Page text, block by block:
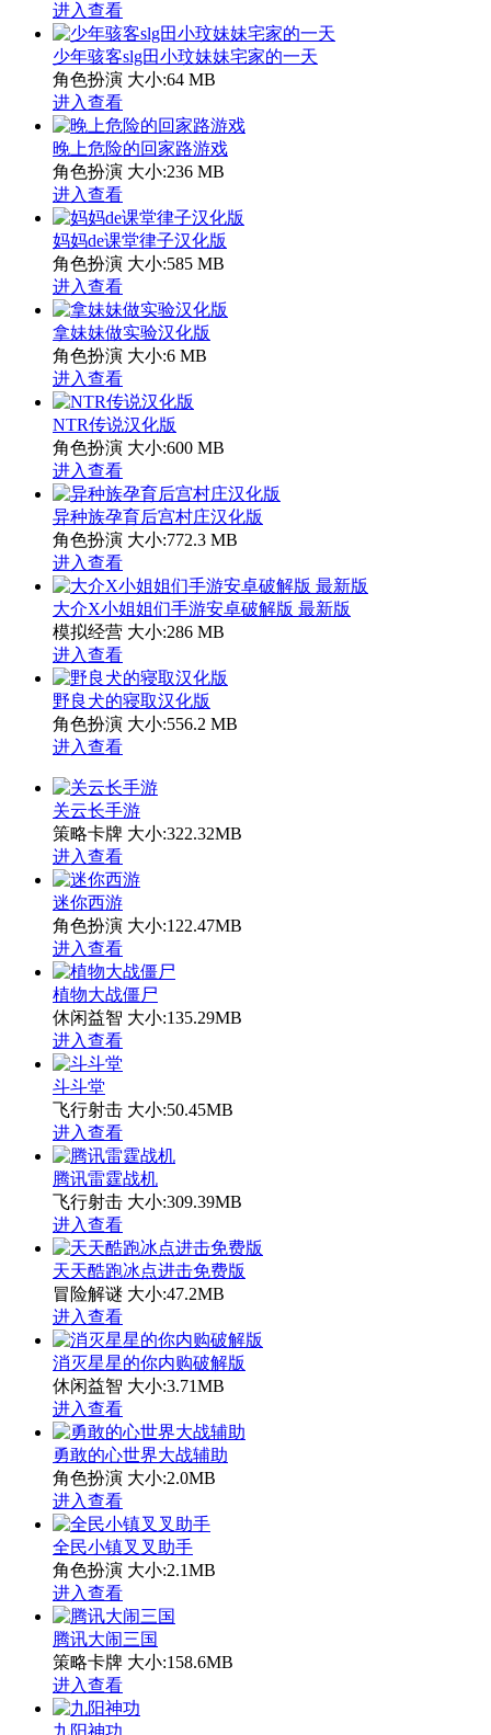
进入查看
少年骇客slg田小玟妹妹宅家的一天
角色扮演 大小:64 MB
进入查看
晚上危险的回家路游戏
角色扮演 大小:236 MB
进入查看
妈妈de课堂律子汉化版
角色扮演 大小:585 MB
进入查看
拿妹妹做实验汉化版
角色扮演 大小:6 MB
进入查看
NTR传说汉化版
角色扮演 大小:600 MB
进入查看
异种族孕育后宫村庄汉化版
角色扮演 大小:772.3 MB
进入查看
大介X小姐姐们手游安卓破解版 最新版
模拟经营 大小:286 MB
进入查看
野良犬的寝取汉化版
角色扮演 大小:556.2 MB
进入查看
关云长手游
策略卡牌 大小:322.32MB
进入查看
迷你西游
角色扮演 大小:122.47MB
进入查看
植物大战僵尸
休闲益智 大小:135.29MB
进入查看
斗斗堂
飞行射击 大小:50.45MB
进入查看
腾讯雷霆战机
飞行射击 大小:309.39MB
进入查看
天天酷跑冰点进击免费版
冒险解谜 大小:47.2MB
进入查看
消灭星星的你内购破解版
休闲益智 大小:3.71MB
进入查看
勇敢的心世界大战辅助
角色扮演 大小:2.0MB
进入查看
全民小镇叉叉助手
角色扮演 大小:2.1MB
进入查看
腾讯大闹三国
策略卡牌 大小:158.6MB
进入查看
九阳神功